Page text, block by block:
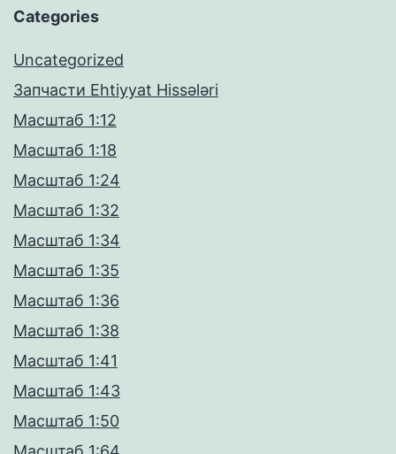
Categories
Uncategorized
Запчасти Ehtiyyat Hissələri
Масштаб 1:12
Масштаб 1:18
Масштаб 1:24
Масштаб 1:32
Масштаб 1:34
Масштаб 1:35
Масштаб 1:36
Масштаб 1:38
Масштаб 1:41
Масштаб 1:43
Масштаб 1:50